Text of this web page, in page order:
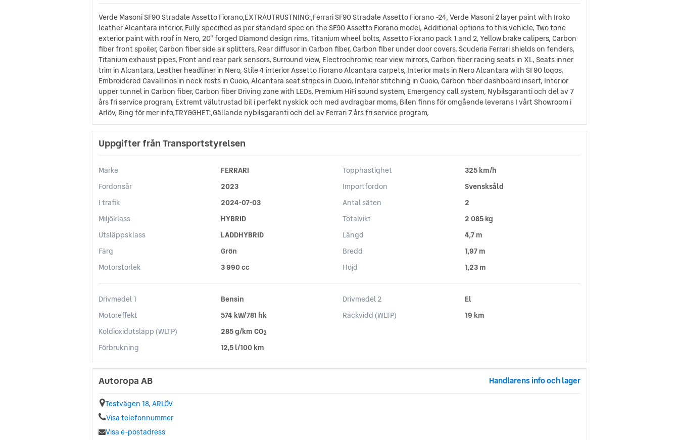
Verde Masoni SF90 Stradale Assetto Fiorano,EXTRAUTRUSTNING:,Ferrari SF90 Stradale Assetto Fiorano -24, Verde Masoni 2 layer paint with Iroko
leather Alcantara interior, Fully specified as per standard spec on the SF90 Assetto Fiorano model, Additional options to this vehicle, Two tone
exterior paint with roof in Nero, 20" forged Diamond design rims, Titanium wheel bolts, Assetto Fiorano pack 1 and 2, Yellow brake calipers, Carbon
fiber front spoiler, Carbon fiber side air splitters, Rear diffusor in Carbon fiber, Carbon fiber under door covers, Scuderia Ferrari shields on fenders,
Titanium exhaust pipes, Front and rear park sensors, Surround view, Electrochromic rear view mirrors, Carbon fiber racing seats in XL, Seats inner
trim in Alcantara, Leather headliner in Nero, Stile 4 interior Assetto Fiorano Alcantara carpets, Interior mats in Nero Alcantara with SF90 logos,
Embroidered Cavallinos in neck rests in Cuoio, Alcantara seat stripes in Cuoio, Interior stitching in Cuoio, Carbon fiber dashboard insert, Interior
upper tunnel in Carbon fiber, Carbon fiber Driving zone with LEDs, Premium HiFi sound system, Emergency call system, Nybilsgaranti och del av 7
års fri service program, Extremt välutrustad bil i perfekt nyskick och med avdragbar moms, Bilen finns för omgående leverans I vårt Showroom i
Arlöv, Ring för mer info,TRYGGHET:,Gällande nybilsgaranti och del av Ferrari 7 års fri service program,
Uppgifter från Transportstyrelsen
Märke
FERRARI
Fordonsår
2023
I trafik
2024-07-03
Miljöklass
HYBRID
Utsläppsklass
LADDHYBRID
Färg
Grön
Motorstorlek
3 990 cc
Topphastighet
325 km/h
Importfordon
Svensksåld
Antal säten
2
Totalvikt
2 085 kg
Längd
4,7 m
Bredd
1,97 m
Höjd
1,23 m
Drivmedel 1
Bensin
Motoreffekt
574 kW/781 hk
Koldioxidutsläpp (WLTP)
285 g/km CO2
Förbrukning 12,5 l/100 km
Drivmedel 2
El
Räckvidd (WLTP)
19 km
Autoropa AB Handlarens info och lager
Testvägen 18, ARLÖV
Visa telefonnummer
Visa e-postadress